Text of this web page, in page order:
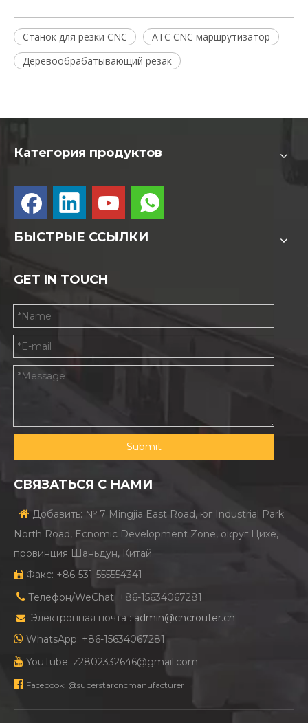
Станок для резки CNC
ATC CNC маршрутизатор
Деревообрабатывающий резак
Категория продуктов
БЫСТРЫЕ ССЫЛКИ
GET IN TOUCH
Submit
СВЯЗАТЬСЯ С НАМИ
 Добавить: № 7 Mingjia East Road, юг Industrial Park
North Road, Ecnomic Development Zone, округ Цихе,
провинция Шаньдун, Китай.
 Факс: +86-531-555554341
 Телефон/WeChat: +86-15634067281
 Электронная почта : admin@cncrouter.cn
 WhatsApp: +86-15634067281
 YouTube: z2802332646@gmail.com
 Facebook: @superstarcncmanufacturer